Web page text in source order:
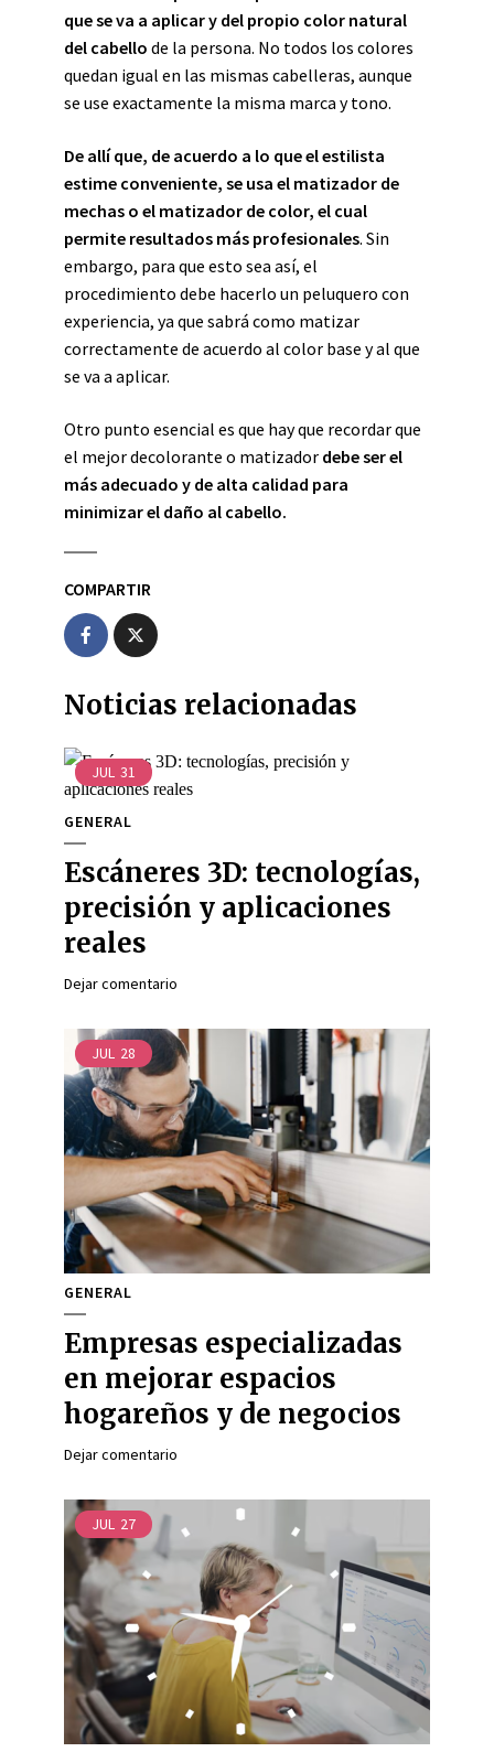
que se va a aplicar y del propio color natural
del cabello de la persona. No todos los colores
quedan igual en las mismas cabelleras, aunque
se use exactamente la misma marca y tono.
De allí que, de acuerdo a lo que el estilista
estime conveniente, se usa el matizador de
mechas o el matizador de color, el cual
permite resultados más profesionales. Sin
embargo, para que esto sea así, el
procedimiento debe hacerlo un peluquero con
experiencia, ya que sabrá como matizar
correctamente de acuerdo al color base y al que
se va a aplicar.
Otro punto esencial es que hay que recordar que
el mejor decolorante o matizador debe ser el
más adecuado y de alta calidad para
minimizar el daño al cabello.
COMPARTIR
Noticias relacionadas
JUL 31
GENERAL
Escáneres 3D: tecnologías,
precisión y aplicaciones
reales
Dejar comentario
JUL 28
GENERAL
Empresas especializadas
en mejorar espacios
hogareños y de negocios
Dejar comentario
JUL 27